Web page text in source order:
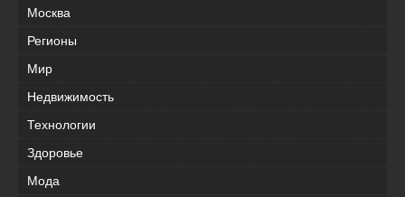
Москва
Регионы
Мир
Недвижимость
Технологии
Здоровье
Мода